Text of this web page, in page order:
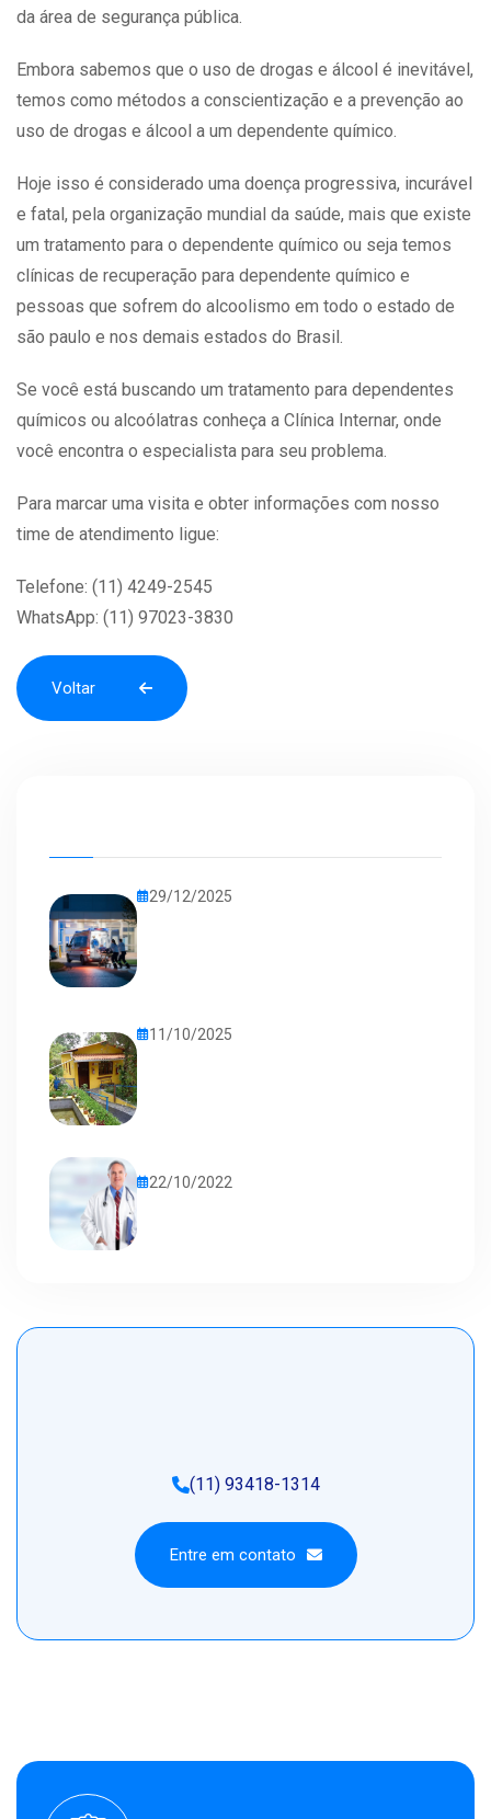
da área de segurança pública.
Embora sabemos que o uso de drogas e álcool é inevitável,
temos como métodos a conscientização e a prevenção ao
uso de drogas e álcool a um dependente químico.
Hoje isso é considerado uma doença progressiva, incurável
e fatal, pela organização mundial da saúde, mais que existe
um tratamento para o dependente químico ou seja temos
clínicas de recuperação para dependente químico e
pessoas que sofrem do alcoolismo em todo o estado de
são paulo e nos demais estados do Brasil.
Se você está buscando um tratamento para dependentes
químicos ou alcoólatras conheça a Clínica Internar, onde
você encontra o especialista para seu problema.
Para marcar uma visita e obter informações com nosso
time de atendimento ligue:
Telefone: (11) 4249-2545
WhatsApp: (11) 97023-3830
Voltar
29/12/2025
11/10/2025
22/10/2022
(11) 93418-1314
Entre em contato